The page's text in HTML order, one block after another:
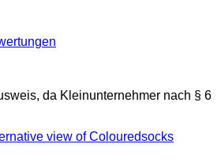
da Kleinunternehmer nach § 6